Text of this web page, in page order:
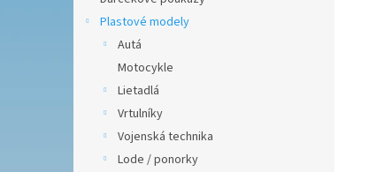
Plastové modely
Autá
Motocykle
Lietadlá
Vrtulníky
Vojenská technika
Lode / ponorky